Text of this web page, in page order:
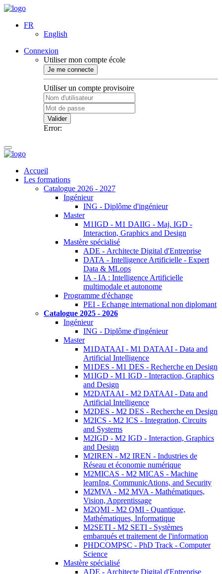
FR
English
Connexion
Utiliser mon compte école
Je me connecte
Utiliser un compte provisoire
Valider
Error:
Accueil
Les formations
Catalogue 2026 - 2027
Ingénieur
ING - Diplôme d'ingénieur
Master
M1IGD - M1 DAIIG - Maj. IGD -
Interaction, Graphics and Design
Mastère spécialisé
ADE - Architecte Digital d'Entreprise
DATA - Intelligence Artificielle - Expert
Data & MLops
IA - IA : Intelligence Artificielle
multimodale et autonome
Programme d'échange
PEI - Echange international non diplomant
Catalogue 2025 - 2026
Ingénieur
ING - Diplôme d'ingénieur
Master
M1DATAAI - M1 DATAAI - Data and
Artificial Intelligence
M1DES - M1 DES - Recherche en Design
M1IGD - M1 IGD - Interaction, Graphics
and Design
M2DATAAI - M2 DATAAI - Data and
Artificial Intelligence
M2DES - M2 DES - Recherche en Design
M2ICS - M2 ICS - Integration, Circuits
and Systems
M2IGD - M2 IGD - Interaction, Graphics
and Design
M2IREN - M2 IREN - Industries de
Réseau et économie numérique
M2MICAS - M2 MICAS - Machine
learnIng, CommunicAtions, and Security
M2MVA - M2 MVA - Mathématiques,
Vision, Apprentissage
M2QMI - M2 QMI - Quantique,
Mathématiques, Informatique
M2SETI - M2 SETI - Systèmes
embarqués et traitement de l'information
PHDCOMPSC - PhD Track - Computer
Science
Mastère spécialisé
ADE - Architecte Digital d'Entreprise